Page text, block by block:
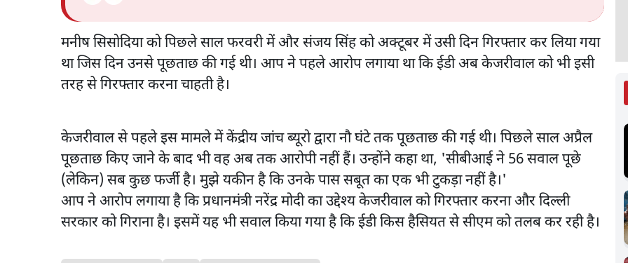
मनीष सिसोदिया को पिछले साल फरवरी में और संजय सिंह को अक्टूबर में उसी दिन गिरफ्तार कर लिया गया
था जिस दिन उनसे पूछताछ की गई थी। आप ने पहले आरोप लगाया था कि ईडी अब केजरीवाल को भी इसी
तरह से गिरफ्तार करना चाहती है।
केजरीवाल से पहले इस मामले में केंद्रीय जांच ब्यूरो द्वारा नौ घंटे तक पूछताछ की गई थी। पिछले साल अप्रैल
पूछताछ किए जाने के बाद भी वह अब तक आरोपी नहीं हैं। उन्होंने कहा था, 'सीबीआई ने 56 सवाल पूछे
(लेकिन) सब कुछ फर्जी है। मुझे यकीन है कि उनके पास सबूत का एक भी टुकड़ा नहीं है।'
आप ने आरोप लगाया है कि प्रधानमंत्री नरेंद्र मोदी का उद्देश्य केजरीवाल को गिरफ्तार करना और दिल्ली
सरकार को गिराना है। इसमें यह भी सवाल किया गया है कि ईडी किस हैसियत से सीएम को तलब कर रही है।